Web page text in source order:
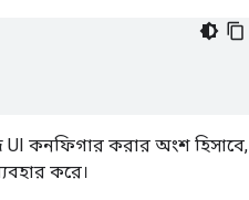
UI কনফিগার করার অংশ হিসাবে,
করে।